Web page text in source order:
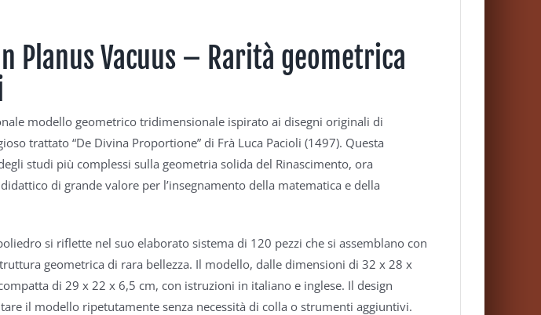
Planus Vacuus – Rarità geometrica
modello geometrico tridimensionale ispirato ai disegni originali di
trattato “De Divina Proportione” di Frà Luca Pacioli (1497). Questa
studi più complessi sulla geometria solida del Rinascimento, ora
di grande valore per l’insegnamento della matematica e della
si riflette nel suo elaborato sistema di 120 pezzi che si assemblano con
geometrica di rara bellezza. Il modello, dalle dimensioni di 32 x 28 x
di 29 x 22 x 6,5 cm, con istruzioni in italiano e inglese. Il design
il modello ripetutamente senza necessità di colla o strumenti aggiuntivi.